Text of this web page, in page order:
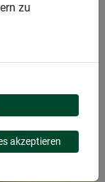
zu
akzeptieren